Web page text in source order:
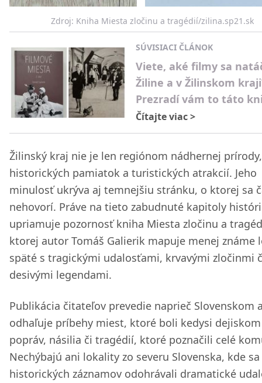
Zdroj: Kniha Miesta zločinu a tragédií/zilina.sp21.sk
SÚVISIACI ČLÁNOK
Viete, aké filmy sa
Žiline a v Žilinskom
Prezradí vám to táto
Čítajte viac>
Žilinský kraj nie je len regiónom nádhernej prírody,
historických pamiatok a turistických atrakcií. Jeho
minulosť ukrýva aj temnejšiu stránku, o ktorej sa
nehovorí. Práve na tieto zabudnuté kapitoly
upriamuje pozornosť kniha Miesta zločinu a
ktorej autor Tomáš Galierik mapuje menej známe
späté s tragickými udalosťami, krvavými zločinmi
desivými legendami.
Publikácia čitateľov prevedie naprieč Slovenskom
odhaľuje príbehy miest, ktoré boli kedysi dejiskom
popráv, násilia či tragédií, ktoré poznačili celé
Nechýbajú ani lokality zo severu Slovenska, kde
historických záznamov odohrávali dramatické